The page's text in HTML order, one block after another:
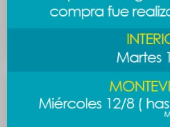
Mochila Escandalosos -